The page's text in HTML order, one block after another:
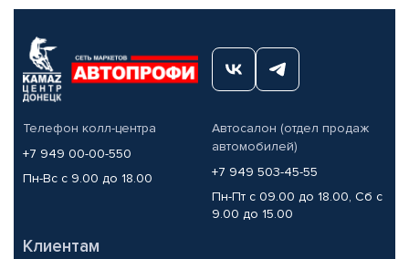
Телефон колл-центра
+7 949 00-00-550
Пн-Вс с 9.00 до 18.00
Автосалон (отдел продаж
автомобилей)
+7 949 503-45-55
Пн-Пт с 09.00 до 18.00, Сб с
9.00 до 15.00
Клиентам